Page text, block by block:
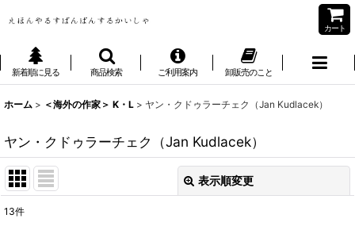
カート
新着順に見る 商品検索 ご利用案内 卸販売のこと
ホーム > ＜海外の作家＞ K・L > ヤン・クドゥラーチェク（Jan Kudlacek）
ヤン・クドゥラーチェク（Jan Kudlacek）
表示順変更
13件